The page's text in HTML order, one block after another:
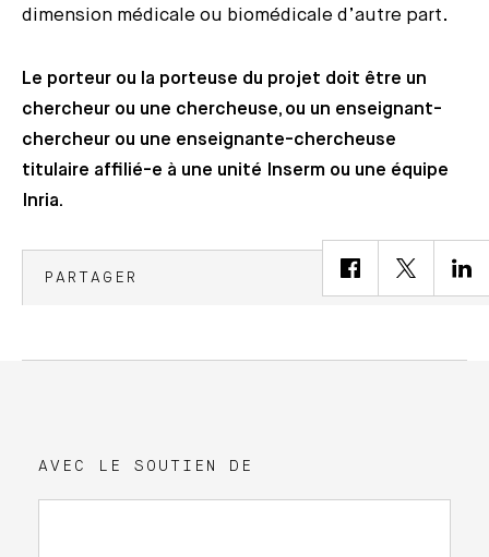
dimension médicale ou biomédicale d’autre part.
Le porteur ou la porteuse du projet doit être un
chercheur ou une chercheuse, ou un enseignant-
chercheur ou une enseignante-chercheuse
titulaire affilié-e à une unité Inserm ou une équipe
Inria.
PARTAGER
AVEC LE SOUTIEN DE